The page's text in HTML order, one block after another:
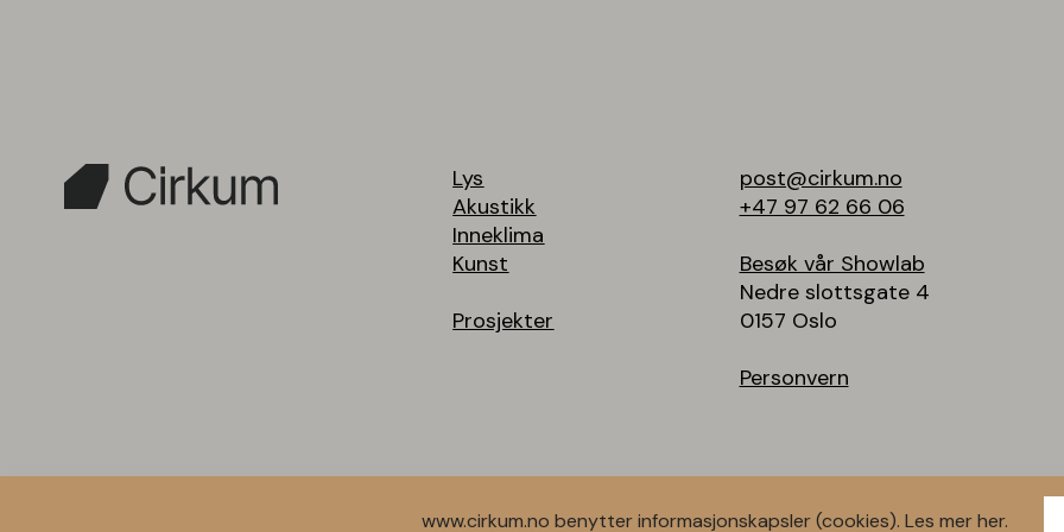
Lys
Akustikk
Inneklima
Kunst
Prosjekter
post@cirkum.no
+47 97 62 66 06
Besøk vår Showlab
Nedre slottsgate 4
0157 Oslo
Personvern
, utviklet avRESPONSIV MEDIA
www.cirkum.no benytter informasjonskapsler (cookies). Les merher.